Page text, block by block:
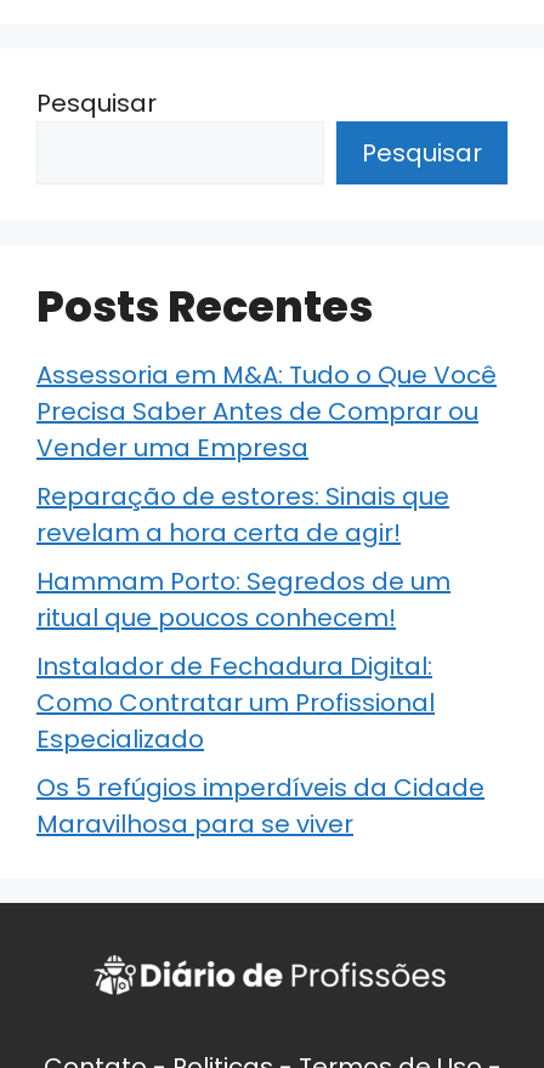
Pesquisar
Pesquisar
Posts Recentes
Assessoria em M&A: Tudo o Que Você
Precisa Saber Antes de Comprar ou
Vender uma Empresa
Reparação de estores: Sinais que
revelam a hora certa de agir!
Hammam Porto: Segredos de um
ritual que poucos conhecem!
Instalador de Fechadura Digital:
Como Contratar um Profissional
Especializado
Os 5 refúgios imperdíveis da Cidade
Maravilhosa para se viver